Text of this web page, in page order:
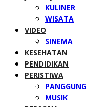
KULINER
WISATA
VIDEO
SINEMA
KESEHATAN
PENDIDIKAN
PERISTIWA
PANGGUNG
MUSIK